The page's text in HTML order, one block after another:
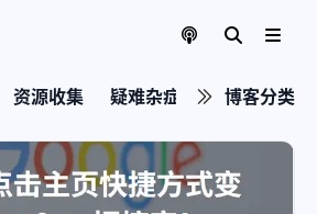
资源收集 疑难杂症 实用教程
博客分类